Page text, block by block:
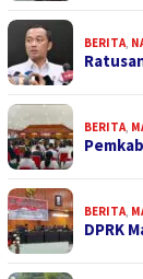
BERITA
BERITA
BERITA
DPRK